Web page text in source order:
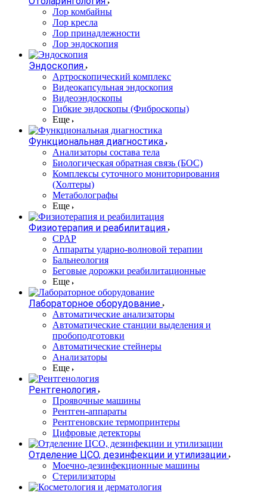
Лор комбайны
Лор кресла
Лор принадлежности
Лор эндоскопия
Эндоскопия
Артроскопический комплекс
Видеокапсульная эндоскопия
Видеоэндоскопы
Гибкие эндоскопы (Фиброcкопы)
Еще
Функциональная диагностика
Анализаторы состава тела
Биологическая обратная связь (БОС)
Комплексы суточного мониторирования
(Холтеры)
Метаболографы
Еще
Физиотерапия и реабилитация
CPAP
Аппараты ударно-волновой терапии
Бальнеология
Беговые дорожки реабилитационные
Еще
Лабораторное оборудование
Автоматические анализаторы
Автоматические станции выделения и
пробоподготовки
Автоматические стейнеры
Анализаторы
Еще
Рентгенология
Проявочные машины
Рентген-аппараты
Рентгеновские термопринтеры
Цифровые детекторы
Отделение ЦСО, дезинфекции и утилизации
Моечно-дезинфекционные машины
Стерилизаторы